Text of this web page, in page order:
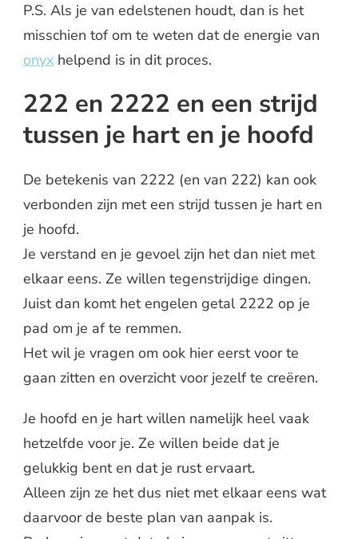
P.S. Als je van edelstenen houdt, dan is het
misschien tof om te weten dat de energie van
onyx helpend is in dit proces.
222 en 2222 en een strijd
tussen je hart en je hoofd
De betekenis van 2222 (en van 222) kan ook
verbonden zijn met een strijd tussen je hart en
je hoofd.
Je verstand en je gevoel zijn het dan niet met
elkaar eens. Ze willen tegenstrijdige dingen.
Juist dan komt het engelen getal 2222 op je
pad om je af te remmen.
Het wil je vragen om ook hier eerst voor te
gaan zitten en overzicht voor jezelf te creëren.
Je hoofd en je hart willen namelijk heel vaak
hetzelfde voor je. Ze willen beide dat je
gelukkig bent en dat je rust ervaart.
Alleen zijn ze het dus niet met elkaar eens wat
daarvoor de beste plan van aanpak is.